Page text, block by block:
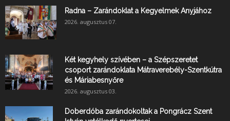
Radna – Zarándoklat a Kegyelmek Anyjához
2026. augusztus 07.
Két kegyhely szívében – a Szépszeretet
csoport zarándoklata Mátraverebély-Szentkútra
és Máriabesnyőre
2026. augusztus 03.
Doberdóba zarándokoltak a Pongrácz Szent